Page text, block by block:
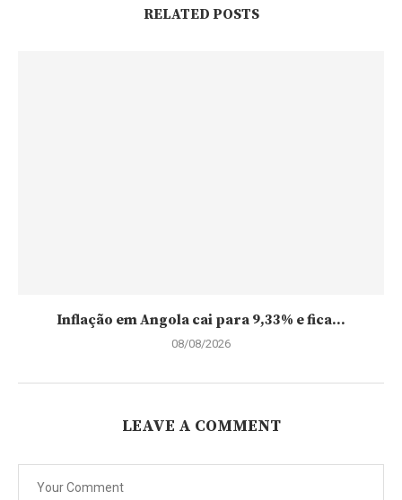
RELATED POSTS
Inflação em Angola cai para 9,33% e fica...
08/08/2026
LEAVE A COMMENT